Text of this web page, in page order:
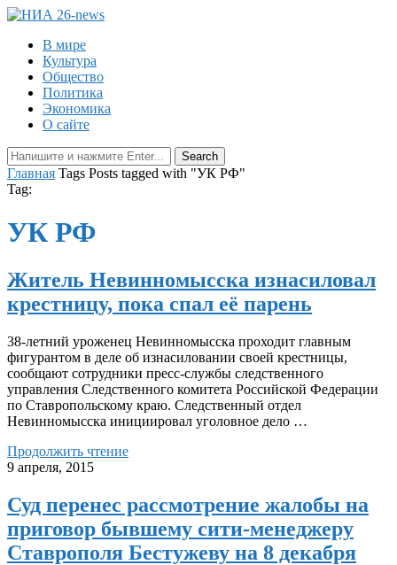
В мире
Культура
Общество
Политика
Экономика
О сайте
Главная Tags Posts tagged with "УК РФ"
Tag:
УК РФ
Житель Невинномысска изнасиловал
крестницу, пока спал её парень
38-летний уроженец Невинномысска проходит главным
фигурантом в деле об изнасиловании своей крестницы,
сообщают сотрудники пресс-службы следственного
управления Следственного комитета Российской Федерации
по Ставропольскому краю. Следственный отдел
Невинномысска инициировал уголовное дело …
Продолжить чтение
9 апреля, 2015
Суд перенес рассмотрение жалобы на
приговор бывшему сити-менеджеру
Ставрополя Бестужеву на 8 декабря